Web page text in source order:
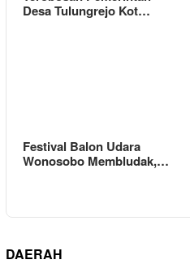
Desa Tulungrejo Kot…
Festival Balon Udara
Wonosobo Membludak,…
DAERAH